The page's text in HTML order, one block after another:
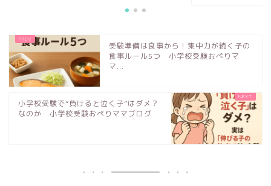
受験準備は食事から！集中力が続く子の
食事ルール5つ 小学校受験おぺりマ
マ...
小学校受験で“負けると泣く子”はダメ？
なのか 小学校受験おぺりママブログ